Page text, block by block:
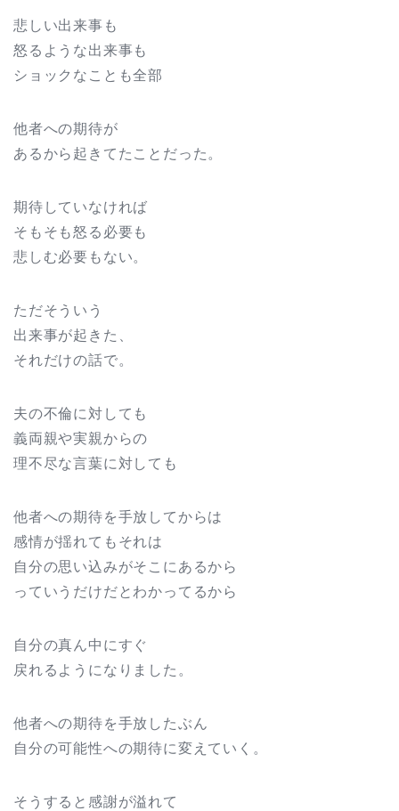
悲しい出来事も
怒るような出来事も
ショックなことも全部
他者への期待が
あるから起きてたことだった。
期待していなければ
そもそも怒る必要も
悲しむ必要もない。
ただそういう
出来事が起きた、
それだけの話で。
夫の不倫に対しても
義両親や実親からの
理不尽な言葉に対しても
他者への期待を手放してからは
感情が揺れてもそれは
自分の思い込みがそこにあるから
っていうだけだとわかってるから
自分の真ん中にすぐ
戻れるようになりました。
他者への期待を手放したぶん
自分の可能性への期待に変えていく。
そうすると感謝が溢れて